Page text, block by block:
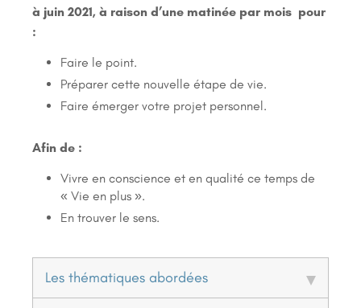
à juin 2021, à raison d’une matinée par mois pour
:
Faire le point.
Préparer cette nouvelle étape de vie.
Faire émerger votre projet personnel.
Afin de :
Vivre en conscience et en qualité ce temps de
« Vie en plus ».
En trouver le sens.
Les thématiques abordées